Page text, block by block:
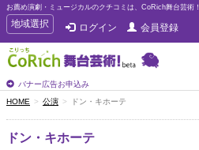
お薦め演劇・ミュージカルのクチコミは、CoRich舞台芸術！
T
o
g
g
e
n
a
v
i
地域選択 ログイン 会員登録
バナー広告お申込み
HOME 公演 ドン・キホーテ
ドン・キホーテ